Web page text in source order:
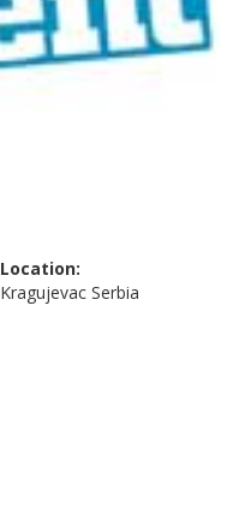
Location:
Kragujevac Serbia